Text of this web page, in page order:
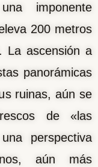
imponente
200 metros
La ascensión a
panorámicas
ruinas, aún se
de «las
perspectiva
aún más